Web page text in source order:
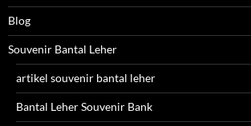
Blog
Souvenir Bantal Leher
artikel souvenir bantal leher
Bantal Leher Souvenir Bank